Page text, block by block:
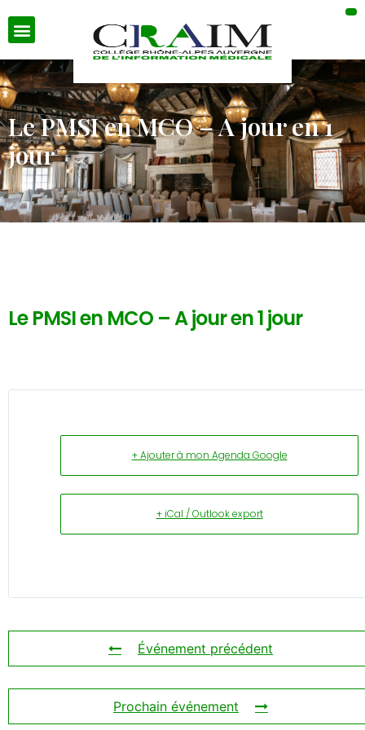
Le PMSI en MCO – A jour en 1
jour
Le PMSI en MCO – A jour en 1 jour
+ Ajouter à mon Agenda Google
+ iCal / Outlook export
Événement précédent
Prochain événement